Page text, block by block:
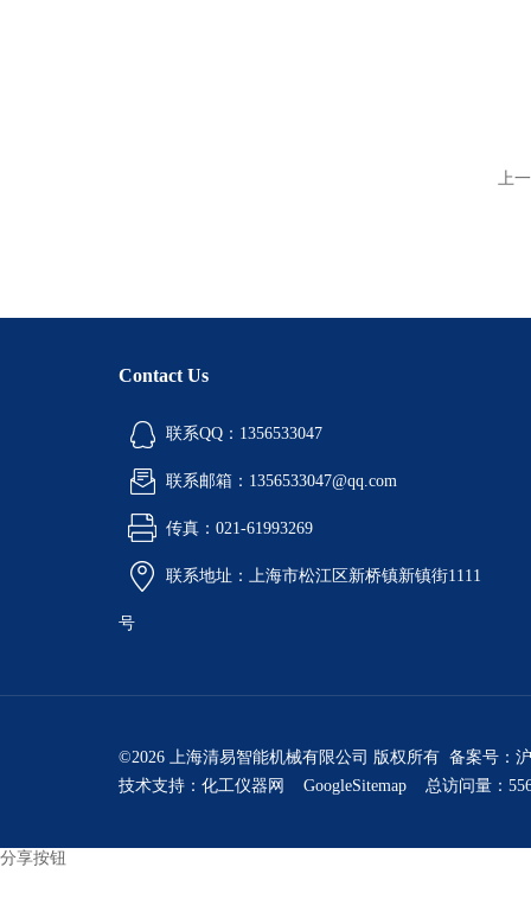
上
Contact Us
联系QQ：1356533047
联系邮箱：1356533047@qq.com
传真：021-61993269
联系地址：上海市松江区新桥镇新镇街1111
号
©2026 上海清易智能机械有限公司 版权所有 备案号：
技术支持： 化工仪器网 GoogleSitemap 总访问量：
分享按钮